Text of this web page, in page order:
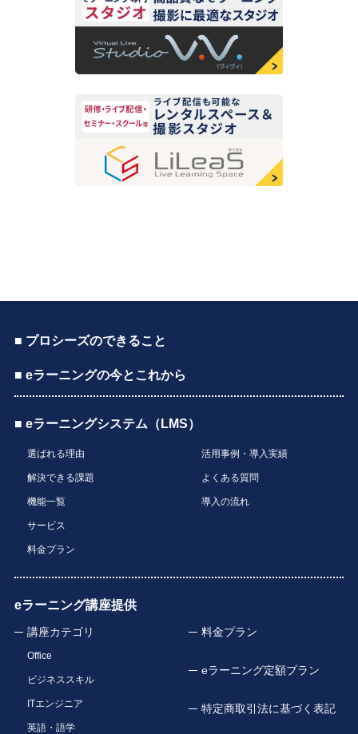
■ プロシーズのできること
■ eラーニングの今とこれから
■ eラーニングシステム（LMS）
選ばれる理由
解決できる課題
機能一覧
サービス
料金プラン
活用事例・導入実績
よくある質問
導入の流れ
eラーニング講座提供
講座カテゴリ
Office
ビジネススキル
ITエンジニア
英語・語学
料金プラン
eラーニング定額プラン
特定商取引法に基づく表記